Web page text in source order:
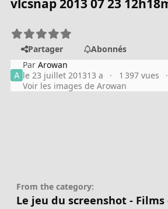
vlcsnap 2013 07 23
Partager
Abonnés
ParArowan
le 23 juillet 201313 a
1 397 vues
Voir les images de Arowan
From the category:
Le jeu du screenshot - Films